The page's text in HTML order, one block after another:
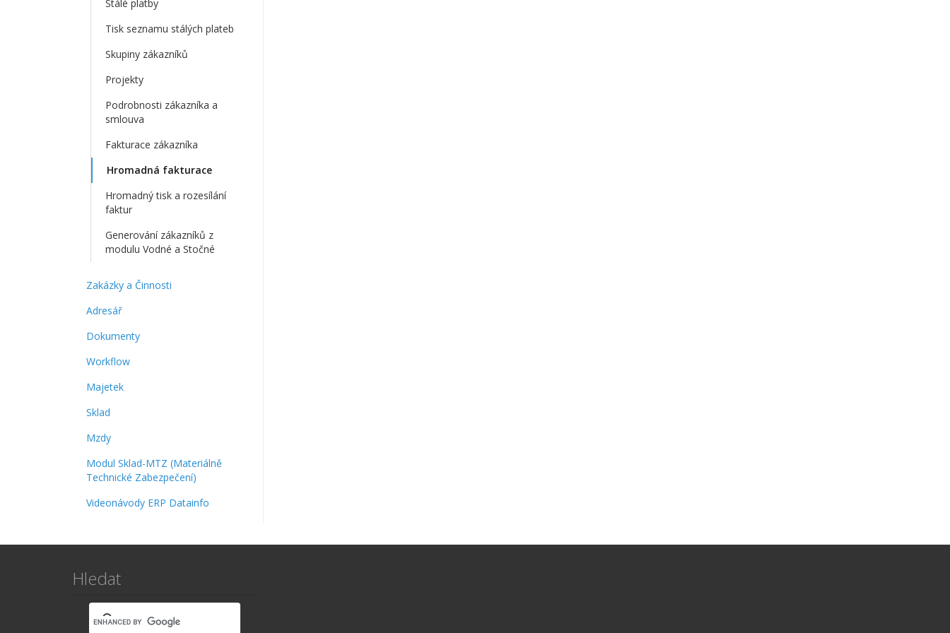
Stálé platby
Tisk seznamu stálých plateb
Skupiny zákazníků
Projekty
Podrobnosti zákazníka a
smlouva
Fakturace zákazníka
Hromadná fakturace
Hromadný tisk a rozesílání
faktur
Generování zákazníků z
modulu Vodné a Stočné
Zakázky a Činnosti
Adresář
Dokumenty
Workflow
Majetek
Sklad
Mzdy
Modul Sklad-MTZ (Materiálně
Technické Zabezpečení)
Videonávody ERP Datainfo
Hledat